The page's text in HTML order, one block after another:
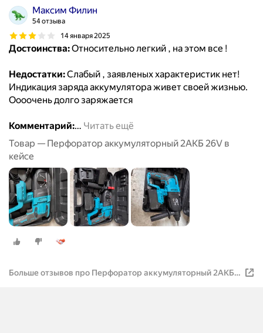
Максим Филин
54 отзыва
14 января 2025
Достоинства:Относительно легкий , на этом все !
Недостатки:Слабый , заявленых характеристик нет!
Индикация заряда аккумулятора живет своей жизнью.
Оооочень долго заряжается
Комментарий:… Читать ещё
Товар — Перфоратор аккумуляторный 2АКБ 26V в
кейсе
Больше отзывов про Перфоратор аккумуляторный 2АКБ